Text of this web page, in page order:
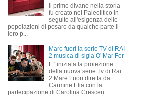
Il primo divano nella storia
fu creato nel Paleolitico in
seguito all'esigenza delle
popolazioni di posare da qualche parte il
loro p...
Mare fuori la serie TV di RAI
2 musica di sigla O' Mar For
E ' iniziata la proiezione
della nuova serie Tv di Rai
2 Mare Fuori diretta da
Carmine Elia con la
partecipazione di Carolina Crescen...